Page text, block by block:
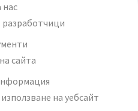
нас
разработчици
сайта
на уебсайт